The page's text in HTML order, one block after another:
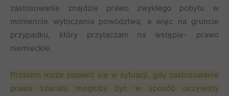
zastosowanie znajdzie prawo zwykłego pobytu w
momencie wytoczenia powództwa, a więc na gruncie
przypadku, który przytaczam na wstępie- prawo
niemieckie.
Problem może pojawić się w sytuacji, gdy zastosowanie
prawa szariatu mogłoby być w sposób oczywisty